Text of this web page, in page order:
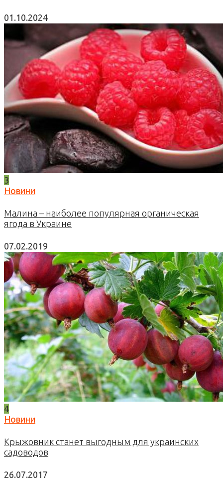
01.10.2024
3
Новини
Малина – наиболее популярная органическая
ягода в Украине
07.02.2019
4
Новини
Крыжовник станет выгодным для украинских
садоводов
26.07.2017